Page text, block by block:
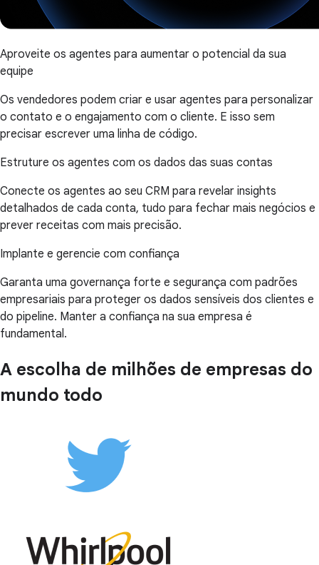
Aproveite os agentes para aumentar o potencial da sua
equipe
Os vendedores podem criar e usar agentes para personalizar
o contato e o engajamento com o cliente. E isso sem
precisar escrever uma linha de código.
Estruture os agentes com os dados das suas contas
Conecte os agentes ao seu CRM para revelar insights
detalhados de cada conta, tudo para fechar mais negócios e
prever receitas com mais precisão.
Implante e gerencie com confiança
Garanta uma governança forte e segurança com padrões
empresariais para proteger os dados sensíveis dos clientes e
do pipeline. Manter a confiança na sua empresa é
fundamental.
A escolha de milhões de empresas do
mundo todo